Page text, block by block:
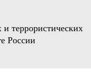
террористических
России